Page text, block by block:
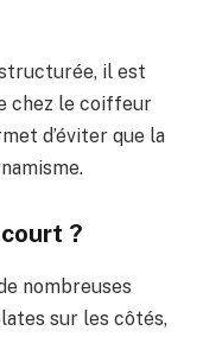
il est
chez le coiffeur
d’éviter que la
?
nombreuses
sur les côtés,